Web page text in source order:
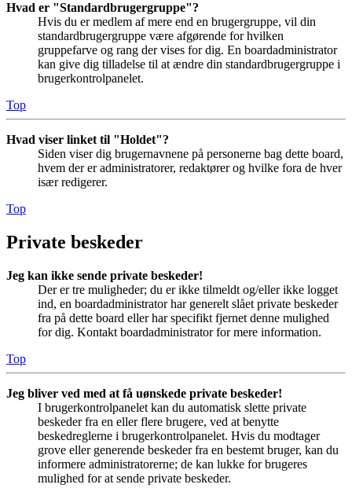
Hvad er "Standardbrugergruppe"?
Hvis du er medlem af mere end en brugergruppe, vil din
standardbrugergruppe være afgørende for hvilken
gruppefarve og rang der vises for dig. En boardadministrator
kan give dig tilladelse til at ændre din standardbrugergruppe i
brugerkontrolpanelet.
Top
Hvad viser linket til "Holdet"?
Siden viser dig brugernavnene på personerne bag dette board,
hvem der er administratorer, redaktører og hvilke fora de hver
især redigerer.
Top
Private beskeder
Jeg kan ikke sende private beskeder!
Der er tre muligheder; du er ikke tilmeldt og/eller ikke logget
ind, en boardadministrator har generelt slået private beskeder
fra på dette board eller har specifikt fjernet denne mulighed
for dig. Kontakt boardadministrator for mere information.
Top
Jeg bliver ved med at få uønskede private beskeder!
I brugerkontrolpanelet kan du automatisk slette private
beskeder fra en eller flere brugere, ved at benytte
beskedreglerne i brugerkontrolpanelet. Hvis du modtager
grove eller generende beskeder fra en bestemt bruger, kan du
informere administratorerne; de kan lukke for brugeres
mulighed for at sende private beskeder.